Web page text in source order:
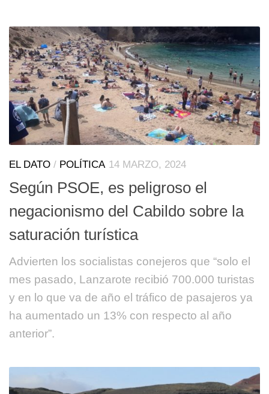
EL DATO / POLÍTICA 14 MARZO, 2024
Según PSOE, es peligroso el
negacionismo del Cabildo sobre la
saturación turística
Advierten los socialistas conejeros que “solo el
mes pasado, Lanzarote recibió 700.000 turistas
y en lo que va de año el tráfico de pasajeros ya
ha aumentado un 13% con respecto al año
anterior”.